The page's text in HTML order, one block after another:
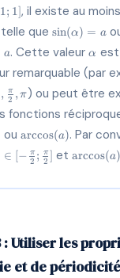
1; 1], il existe au
telle que\sin(\alpha)
= a
sin(α) = a
a. Cette valeurα
remarquable (par
, 2
π , π) ou peut être
fonctions
ou \arccos(a)
arccos(a). Par
∈ [− 2
π ; 2
π ] et
\in [0; \pi]
arccos(a)
: Utiliser les
et de périodicité